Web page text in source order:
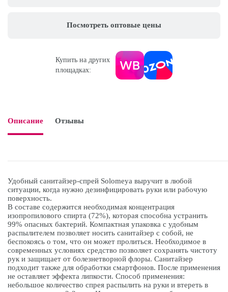
Посмотреть оптовые цены
Купить на других
площадках:
Описание Отзывы
Удобный санитайзер-спрей Solomeya выручит в любой
ситуации, когда нужно дезинфицировать руки или рабочую
поверхность.
В составе содержится необходимая концентрация
изопропилового спирта (72%), которая способна устранить
99% опасных бактерий. Компактная упаковка с удобным
распылителем позволяет носить санитайзер с собой, не
беспокоясь о том, что он может пролиться. Необходимое в
современных условиях средство позволяет сохранять чистоту
рук и защищает от болезнетворной флоры. Санитайзер
подходит также для обработки смартфонов. После применения
не оставляет эффекта липкости. Способ применения:
небольшое количество спрея распылить на руки и втереть в